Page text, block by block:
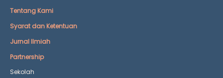
Tentang Kami
Syarat dan Ketentuan
Jurnal Ilmiah
Partnership
Sekolah